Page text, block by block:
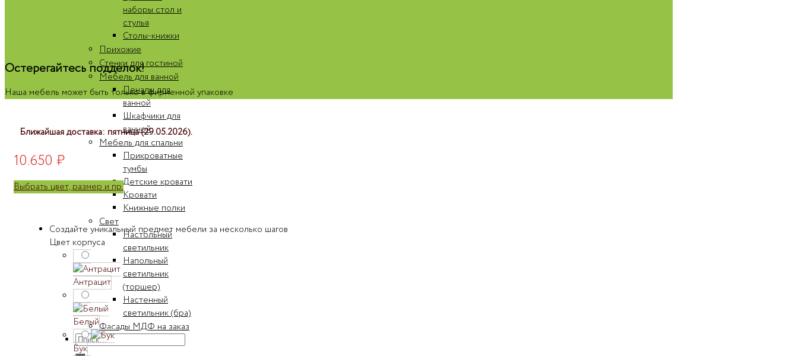
наборы стол и
стулья
Столы-книжки
Прихожие
Стенки для гостиной
Мебель для ванной
Пеналы для
ванной
Шкафчики для
ванной
Мебель для спальни
Прикроватные
тумбы
Детские кровати
Кровати
Книжные полки
Свет
Настольный
светильник
Напольный
светильник
(торшер)
Настенный
светильник (бра)
Фасады МДФ на заказ
Искать:
Остерегайтесь подделок!
Наша мебель может быть только в фирменной упаковке
Ближайшая доставка: пятница (29.05.2026).
10.650 ₽
Выбрать цвет, размер и пр.
Создайте уникальный предмет мебели за несколько шагов
Цвет корпуса
Антрацит
Белый
Бук